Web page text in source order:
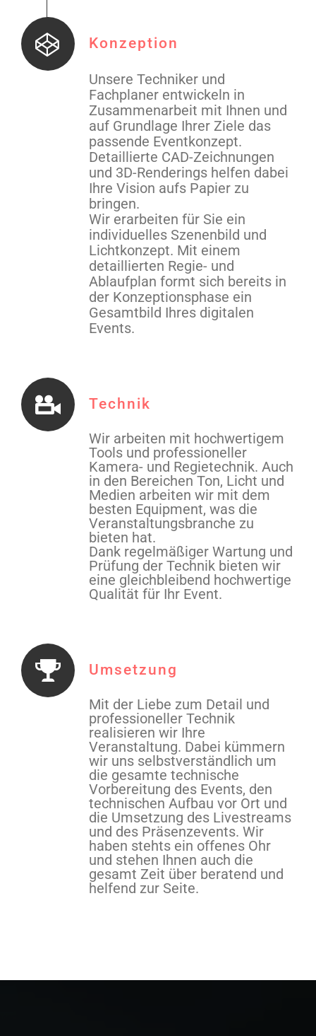
Konzeption
Unsere Techniker und
Fachplaner entwickeln in
Zusammenarbeit mit Ihnen und
auf Grundlage Ihrer Ziele das
passende Eventkonzept.
Detaillierte CAD-Zeichnungen
und 3D-Renderings helfen dabei
Ihre Vision aufs Papier zu
bringen.
Wir erarbeiten für Sie ein
individuelles Szenenbild und
Lichtkonzept. Mit einem
detaillierten Regie- und
Ablaufplan formt sich bereits in
der Konzeptionsphase ein
Gesamtbild Ihres digitalen
Events.
Technik
Wir arbeiten mit hochwertigem
Tools und professioneller
Kamera- und Regietechnik. Auch
in den Bereichen Ton, Licht und
Medien arbeiten wir mit dem
besten Equipment, was die
Veranstaltungsbranche zu
bieten hat.
Dank regelmäßiger Wartung und
Prüfung der Technik bieten wir
eine gleichbleibend hochwertige
Qualität für Ihr Event.
Umsetzung
Mit der Liebe zum Detail und
professioneller Technik
realisieren wir Ihre
Veranstaltung. Dabei kümmern
wir uns selbstverständlich um
die gesamte technische
Vorbereitung des Events, den
technischen Aufbau vor Ort und
die Umsetzung des Livestreams
und des Präsenzevents. Wir
haben stehts ein offenes Ohr
und stehen Ihnen auch die
gesamt Zeit über beratend und
helfend zur Seite.